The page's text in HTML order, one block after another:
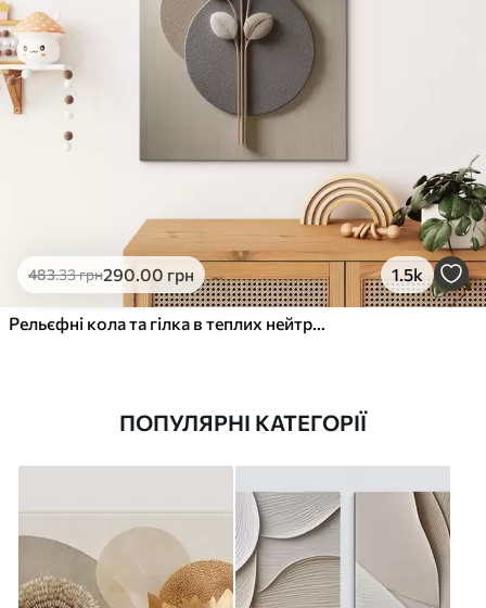
483.33грн290.00 грн 1.5k
Рельєфні кола та гілка в теплих нейтральних тонах
ПОПУЛЯРНІ КАТЕГОРІЇ